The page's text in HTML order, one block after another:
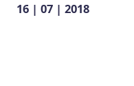
16 | 07 | 2018